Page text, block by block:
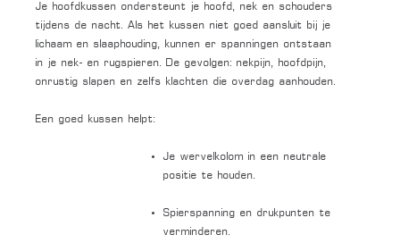
Je hoofdkussen ondersteunt je hoofd, nek en schouders
tijdens de nacht. Als het kussen niet goed aansluit bij je
lichaam en slaaphouding, kunnen er spanningen ontstaan
in je nek- en rugspieren. De gevolgen: nekpijn, hoofdpijn,
onrustig slapen en zelfs klachten die overdag aanhouden.
Een goed kussen helpt:
Je wervelkolom in een neutrale
positie te houden.
Spierspanning en drukpunten te
verminderen.